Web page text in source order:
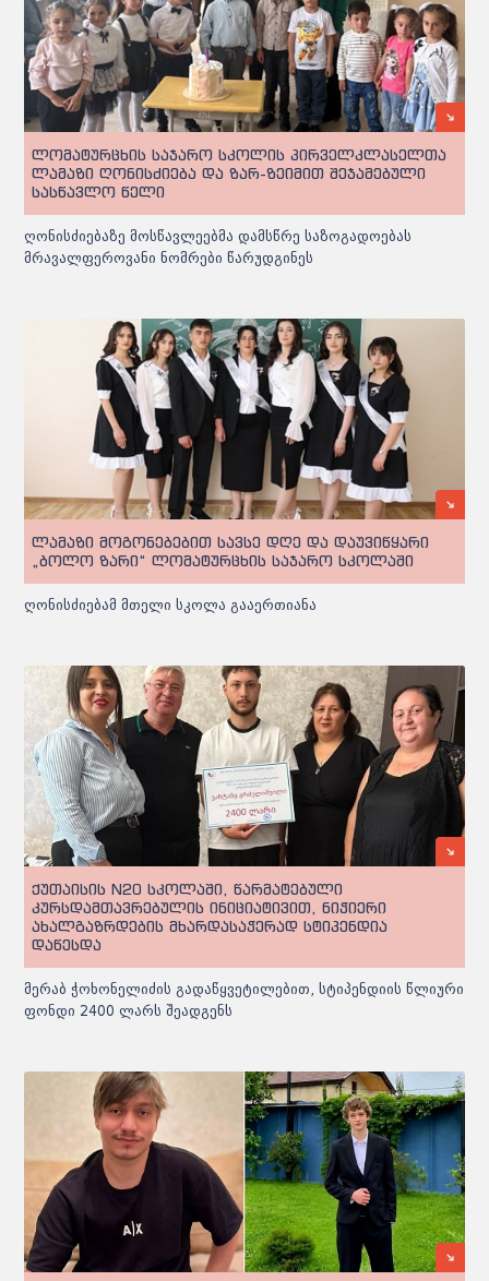
ლომატურცხის საჯარო სკოლის პირველკლასელთა
ლამაზი ღონისძიება და ზარ-ზეიმით შეჯამებული
სასწავლო წელი
ღონისძიებაზე მოსწავლეებმა დამსწრე საზოგადოებას
მრავალფეროვანი ნომრები წარუდგინეს
ლამაზი მოგონებებით სავსე დღე და დაუვიწყარი
„ბოლო ზარი“ ლომატურცხის საჯარო სკოლაში
ღონისძიებამ მთელი სკოლა გააერთიანა
ქუთაისის N20 სკოლაში, წარმატებული
კურსდამთავრებულის ინიციატივით, ნიჭიერი
ახალგაზრდების მხარდასაჭერად სტიპენდია
დაწესდა
მერაბ ჭოხონელიძის გადაწყვეტილებით, სტიპენდიის წლიური
ფონდი 2400 ლარს შეადგენს